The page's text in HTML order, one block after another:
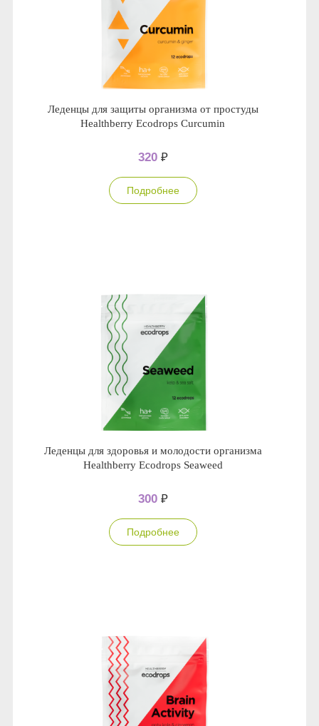
Леденцы для защиты организма от простуды
Healthberry Ecodrops Curcumin
320 ₽
Подробнее
Леденцы для здоровья и молодости организма
Healthberry Ecodrops Seaweed
300 ₽
Подробнее